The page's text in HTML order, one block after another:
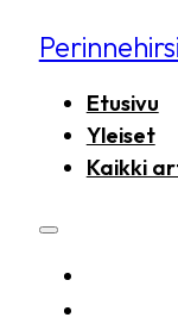
Etusivu
Yleiset
Kaikki